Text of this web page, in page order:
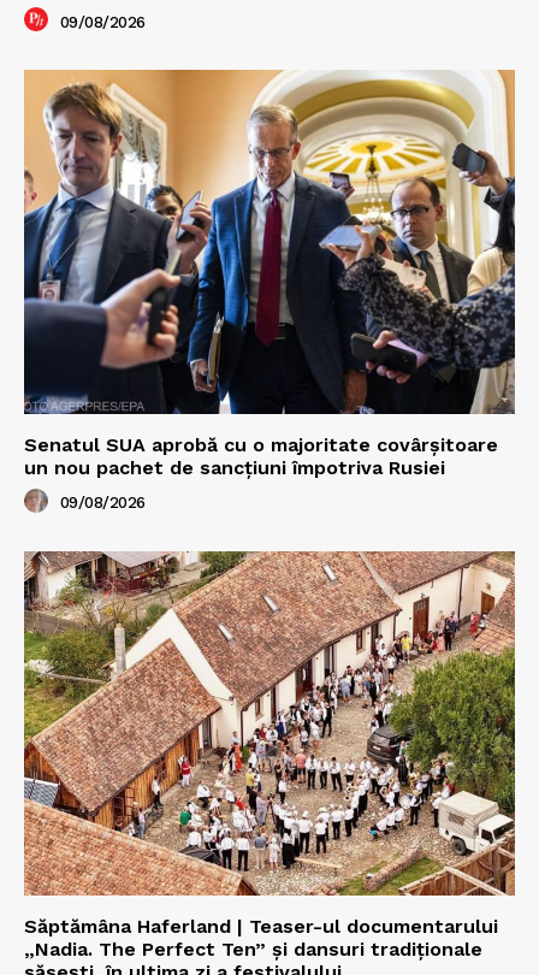
09/08/2026
Senatul SUA aprobă cu o majoritate covârșitoare
un nou pachet de sancțiuni împotriva Rusiei
09/08/2026
Săptămâna Haferland | Teaser-ul documentarului
„Nadia. The Perfect Ten” şi dansuri tradiţionale